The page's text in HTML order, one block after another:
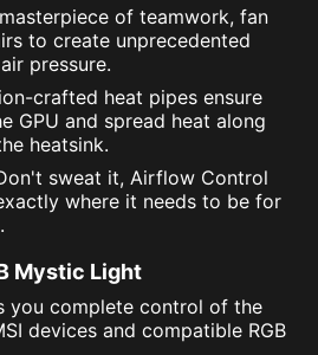
of teamwork, fan
to create unprecedented
pressure.
crafted heat pipes ensure
GPU and spread heat along
heatsink.
sweat it, Airflow Control
where it needs to be for
Mystic Light
you complete control of the
devices and compatible RGB